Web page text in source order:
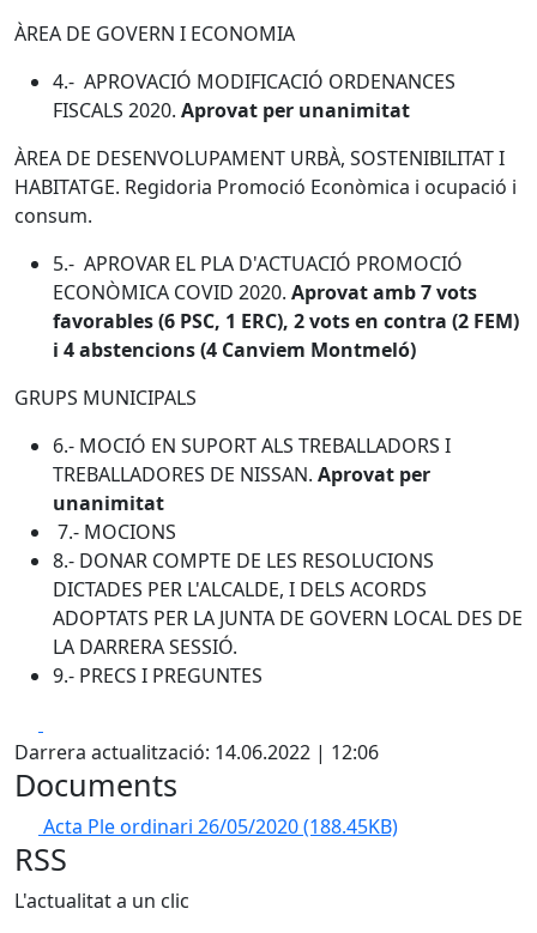
ÀREA DE GOVERN I ECONOMIA
4.- APROVACIÓ MODIFICACIÓ ORDENANCES
FISCALS 2020. Aprovat per unanimitat
ÀREA DE DESENVOLUPAMENT URBÀ, SOSTENIBILITAT I
HABITATGE. Regidoria Promoció Econòmica i ocupació i
consum.
5.- APROVAR EL PLA D'ACTUACIÓ PROMOCIÓ
ECONÒMICA COVID 2020. Aprovat amb 7 vots
favorables (6 PSC, 1 ERC), 2 vots en contra (2 FEM)
i 4 abstencions (4 Canviem Montmeló)
GRUPS MUNICIPALS
6.- MOCIÓ EN SUPORT ALS TREBALLADORS I
TREBALLADORES DE NISSAN. Aprovat per
unanimitat
7.- MOCIONS
8.- DONAR COMPTE DE LES RESOLUCIONS
DICTADES PER L'ALCALDE, I DELS ACORDS
ADOPTATS PER LA JUNTA DE GOVERN LOCAL DES DE
LA DARRERA SESSIÓ.
9.- PRECS I PREGUNTES
Darrera actualització: 14.06.2022 | 12:06
Documents
Acta Ple ordinari 26/05/2020(188.45KB)
RSS
L'actualitat a un clic